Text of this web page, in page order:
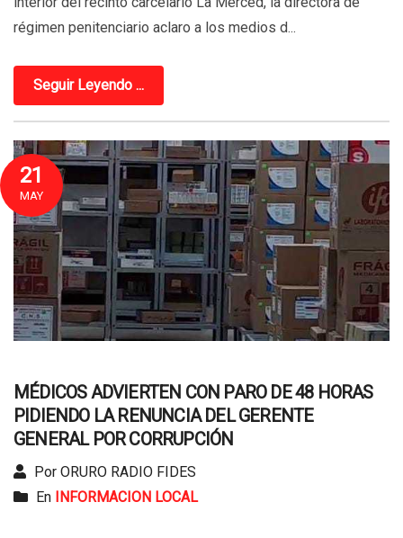
régimen penitenciario aclaro a los medios d...
Seguir Leyendo ...
21
MAY
MÉDICOS ADVIERTEN CON PARO DE 48 HORAS
PIDIENDO LA RENUNCIA DEL GERENTE
GENERAL POR CORRUPCIÓN
Por ORURO RADIO FIDES
En
INFORMACION LOCAL